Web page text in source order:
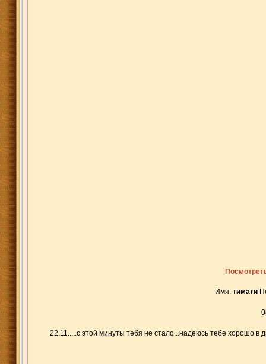
Имя: тимати
22.11.....с этой минуты тебя не стало...надеюсь тебе хорошо в